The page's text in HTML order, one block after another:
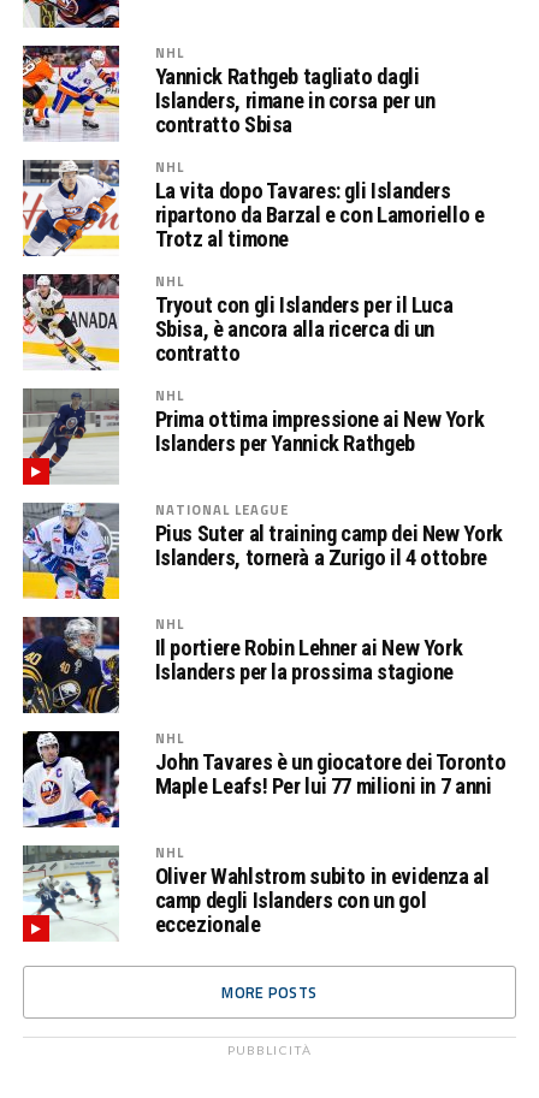
NHL
Yannick Rathgeb tagliato dagli
Islanders, rimane in corsa per un
contratto Sbisa
NHL
La vita dopo Tavares: gli Islanders
ripartono da Barzal e con Lamoriello e
Trotz al timone
NHL
Tryout con gli Islanders per il Luca
Sbisa, è ancora alla ricerca di un
contratto
NHL
Prima ottima impressione ai New York
Islanders per Yannick Rathgeb
NATIONAL LEAGUE
Pius Suter al training camp dei New York
Islanders, tornerà a Zurigo il 4 ottobre
NHL
Il portiere Robin Lehner ai New York
Islanders per la prossima stagione
NHL
John Tavares è un giocatore dei Toronto
Maple Leafs! Per lui 77 milioni in 7 anni
NHL
Oliver Wahlstrom subito in evidenza al
camp degli Islanders con un gol
eccezionale
MORE POSTS
PUBBLICITÀ